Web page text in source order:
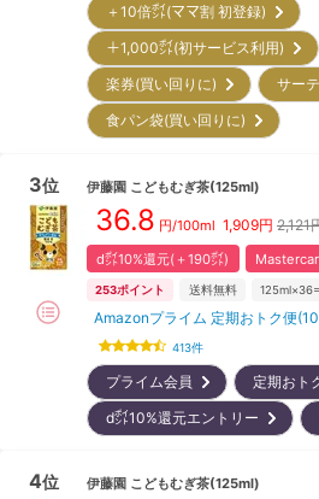
＋10倍㌽(ママ割 初登録)
＋1,000㌽(初サービス利用)
楽券(買い回りに)
サー
食パン袋(買い回りに)
3位 伊藤園 こどもむぎ茶(125ml)
36.8 円/100ml 1,909円 2,121
d㌽10%還元(＋190㌽)
253ポイント 送料無料
Amazonプライム 定期おトク便
413件
プライム会員
定期お
d㌽10%還元エントリー
4位 伊藤園 こどもむぎ茶(125ml)